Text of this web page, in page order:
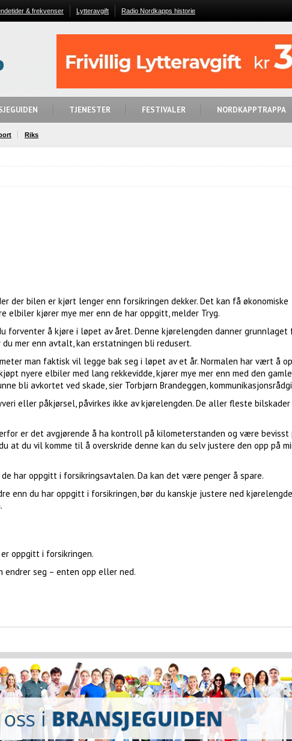
& frekvenser Lytteravgift Radio Nordkapps historie
TJENESTER FESTIVALER NORDKAPPTRAPPA
Riks
der bilen er kjørt lenger enn forsikringen dekker. Det kan få økonomiske
elbiler kjører mye mer enn de har oppgitt, melder Tryg.
forventer å kjøre i løpet av året. Denne kjørelengden danner grunnlaget
mer enn avtalt, kan erstatningen bli redusert.
man faktisk vil legge bak seg i løpet av et år. Normalen har vært å
nyere elbiler med lang rekkevidde, kjører mye mer enn med den
bli avkortet ved skade, sier Torbjørn Brandeggen,
eller påkjørsel, påvirkes ikke av kjørelengden. De aller fleste
er det avgjørende å ha kontroll på kilometerstanden og være bevisst
at du vil komme til å overskride denne kan du selv justere den opp på
har oppgitt i forsikringsavtalen. Da kan det være penger å spare.
enn du har oppgitt i forsikringen, bør du kanskje justere ned
oppgitt i forsikringen.
seg – enten opp eller ned.